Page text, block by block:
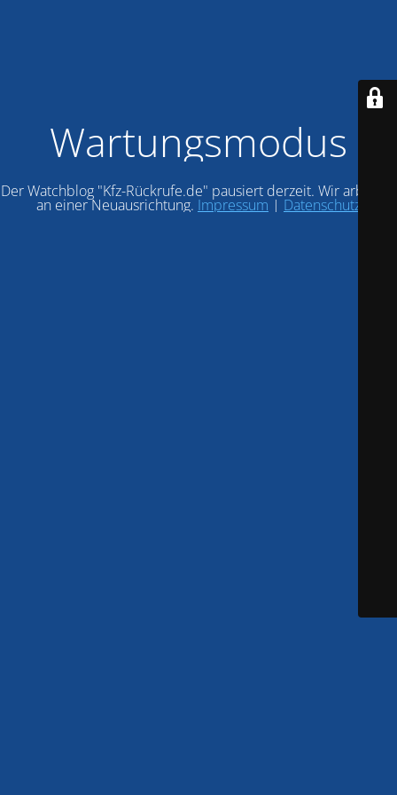
Wartungsmodus
Der Watchblog "Kfz-Rückrufe.de" pausiert derzeit. Wir arbeiten
an einer Neuausrichtung. Impressum | Datenschutz